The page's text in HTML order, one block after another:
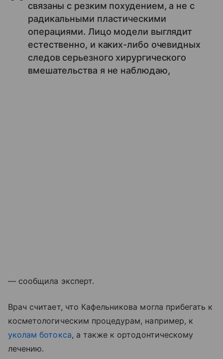
связаны с резким похудением, а не с
радикальными пластическими
операциями. Лицо модели выглядит
естественно, и каких-либо очевидных
следов серьезного хирургического
вмешательства я не наблюдаю,
— сообщила эксперт.
Врач считает, что Кафельникова могла прибегать к
косметологическим процедурам, например, к
уколам ботокса, а также к ортодонтическому
лечению.